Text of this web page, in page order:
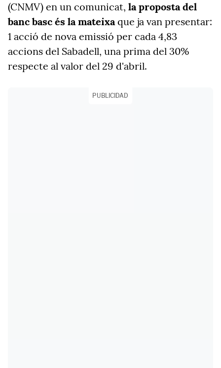
(CNMV) en un comunicat, la proposta del
banc basc és la mateixaque ja van presentar:
1 acció de nova emissió per cada 4,83
accions del Sabadell, una prima del 30%
respecte al valor del 29 d'abril.
PUBLICIDAD